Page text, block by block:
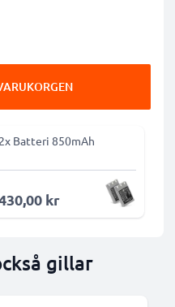
2x Batteri 850mAh
kr
gillar